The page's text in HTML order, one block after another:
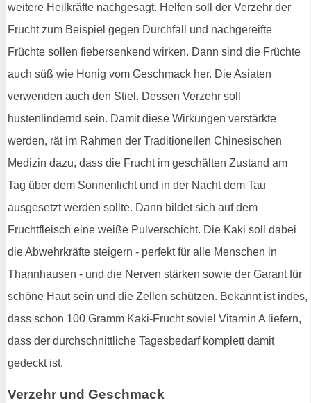
weitere Heilkräfte nachgesagt. Helfen soll der Verzehr der
Frucht zum Beispiel gegen Durchfall und nachgereifte
Früchte sollen fiebersenkend wirken. Dann sind die Früchte
auch süß wie Honig vom Geschmack her. Die Asiaten
verwenden auch den Stiel. Dessen Verzehr soll
hustenlindernd sein. Damit diese Wirkungen verstärkte
werden, rät im Rahmen der Traditionellen Chinesischen
Medizin dazu, dass die Frucht im geschälten Zustand am
Tag über dem Sonnenlicht und in der Nacht dem Tau
ausgesetzt werden sollte. Dann bildet sich auf dem
Fruchtfleisch eine weiße Pulverschicht. Die Kaki soll dabei
die Abwehrkräfte steigern - perfekt für alle Menschen in
Thannhausen - und die Nerven stärken sowie der Garant für
schöne Haut sein und die Zellen schützen. Bekannt ist indes,
dass schon 100 Gramm Kaki-Frucht soviel Vitamin A liefern,
dass der durchschnittliche Tagesbedarf komplett damit
gedeckt ist.
Verzehr und Geschmack